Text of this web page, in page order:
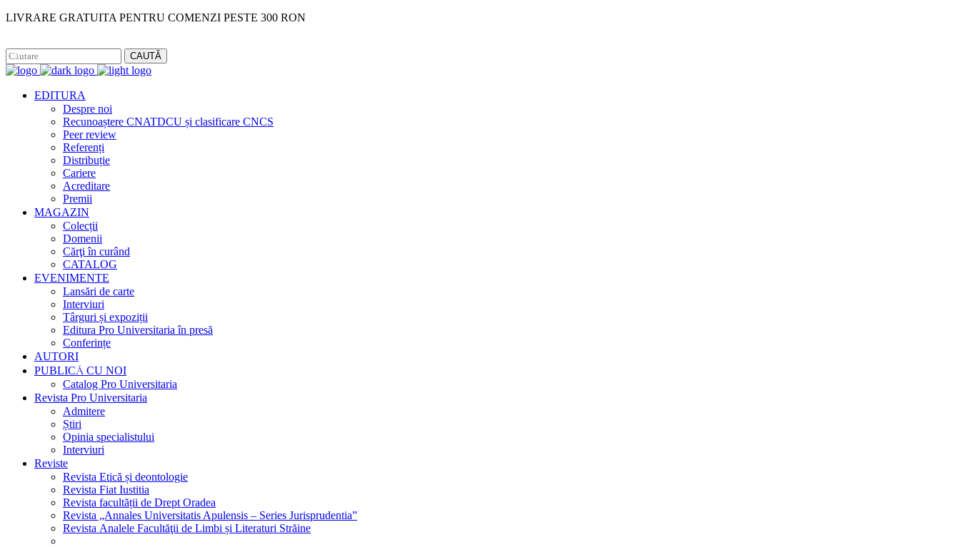
LIVRARE GRATUITA PENTRU COMENZI PESTE 300 RON
CAUTĂ
EDITURA
Despre noi
Recunoaștere CNATDCU și clasificare CNCS
Peer review
Referenți
Distribuție
Cariere
Acreditare
Premii
MAGAZIN
Colecții
Domenii
Cărţi în curând
CATALOG
EVENIMENTE
Lansări de carte
Interviuri
Târguri și expoziții
Editura Pro Universitaria în presă
Conferințe
AUTORI
PUBLICĂ CU NOI
Catalog Pro Universitaria
Revista Pro Universitaria
Admitere
Știri
Opinia specialistului
Interviuri
Reviste
Revista Etică și deontologie
Revista Fiat Iustitia
Revista facultății de Drept Oradea
Revista „Annales Universitatis Apulensis – Series Jurisprudentia”
Revista Analele Facultăţii de Limbi și Literaturi Străine